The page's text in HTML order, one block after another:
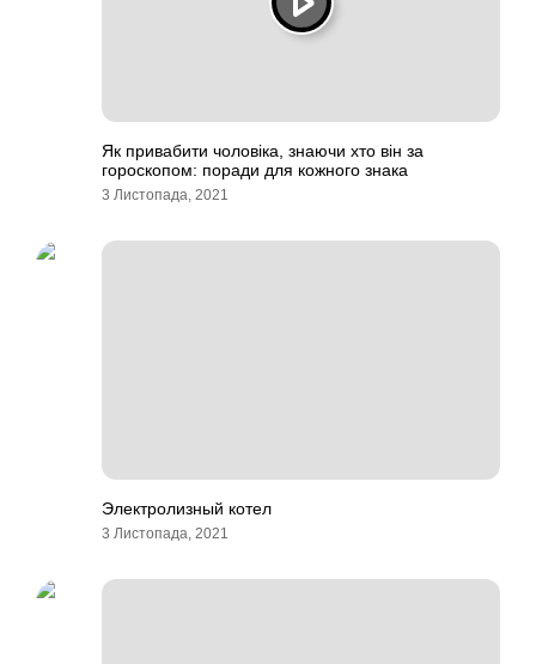
Як привабити чоловіка, знаючи хто він за
гороскопом: поради для кожного знака
3 Листопада, 2021
Электролизный котел
3 Листопада, 2021